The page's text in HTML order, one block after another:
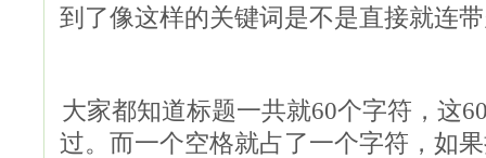
到了像这样的关键词是不是直接就连
大家都知道标题一共就60个字符，这
过。而一个空格就占了一个字符，如